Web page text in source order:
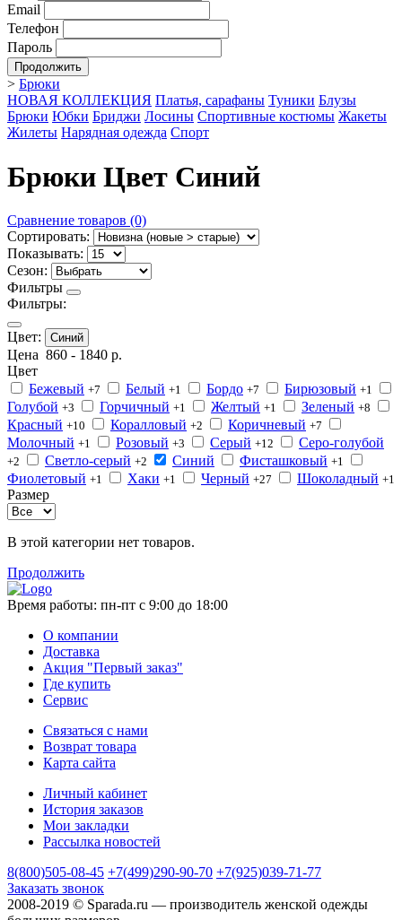
Email
Телефон
Пароль
Продолжить
> Брюки
НОВАЯ КОЛЛЕКЦИЯ Платья, сарафаны Туники Блузы
Брюки Юбки Бриджи Лосины Спортивные костюмы Жакеты
Жилеты Нарядная одежда Спорт
Брюки Цвет Синий
Сравнение товаров (0)
Сортировать:
Показывать:
Сезон:
Фильтры
Фильтры:
Цвет: Синий
Цена 860 - 1840 р.
Цвет
Бежевый +7 Белый +1 Бордо +7 Бирюзовый +1
Голубой +3 Горчичный +1 Желтый +1 Зеленый +8
Красный +10 Коралловый +2 Коричневый +7
Молочный +1 Розовый +3 Серый +12 Серо-голубой
+2 Светло-серый +2 Синий Фисташковый +1
Фиолетовый +1 Хаки +1 Черный +27 Шоколадный +1
Размер
В этой категории нет товаров.
Продолжить
Время работы: пн-пт с 9:00 до 18:00
О компании
Доставка
Акция "Первый заказ"
Где купить
Сервис
Связаться с нами
Возврат товара
Карта сайта
Личный кабинет
История заказов
Мои закладки
Рассылка новостей
8(800)505-08-45 +7(499)290-90-70 +7(925)039-71-77
Заказать звонок
2008-2019 © Sparada.ru — производитель женской одежды